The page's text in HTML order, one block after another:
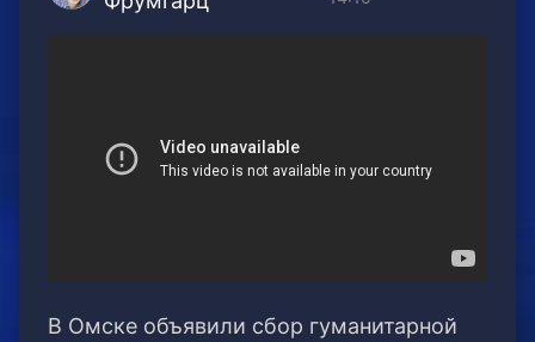
В Омске объявили сбор гуманитарной